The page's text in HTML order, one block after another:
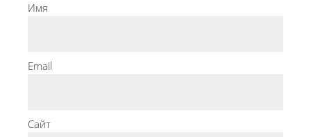
Имя
Email
Сайт